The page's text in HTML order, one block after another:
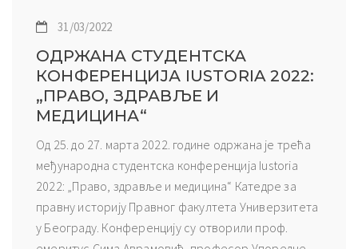
31/03/2022
ОДРЖАНА СТУДЕНТСКА
КОНФЕРЕНЦИЈА IUSTORIA 2022:
„ПРАВО, ЗДРАВЉЕ И
МЕДИЦИНА“
Од 25. до 27. марта 2022. године одржана је трећа
међународна студентска конференција Iustoria
2022: „Право, здравље и медицина“ Катедре за
правну историју Правног факултета Универзитета
у Београду. Конференцију су отворили проф.